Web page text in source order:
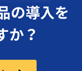
の導入を
か？